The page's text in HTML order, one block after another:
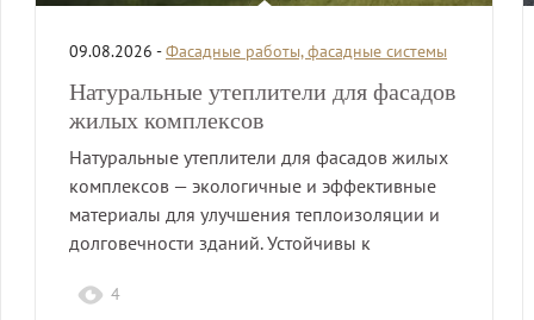
09.08.2026 -Фасадные работы, фасадные системы
Натуральные утеплители для фасадов
жилых комплексов
Натуральные утеплители для фасадов жилых
комплексов — экологичные и эффективные
материалы для улучшения теплоизоляции и
долговечности зданий. Устойчивы к
4